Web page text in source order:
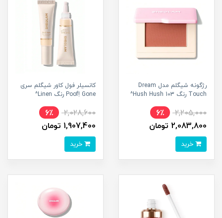
رژگونه شیگلم مدل Dream
Touch رنگ 103 Hush Hush^
2,205,000
6٪
2,083,800 تومان
کانسیلر فول کاور شیگلم سری
Poof! Gone رنگ Linen^
2,028,600
6٪
1,907,400 تومان